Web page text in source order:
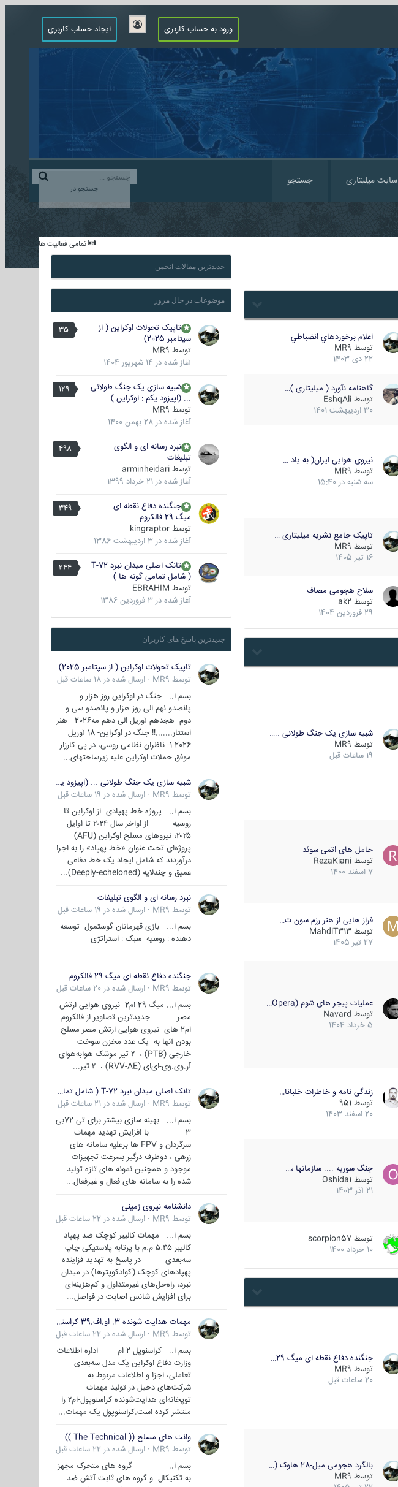
ورود به حساب کاربری ایجاد حساب کاربری
جستجو در
سایت میلیتاری جستجو
تمامی فعالیت ها
اعلام برخوردهاي انضباطي
توسط MR9
22 دی 1403
گاهنامه نآورد ( میلیتاری )…
توسط EshqAli
30 اردیبهشت 1401
نیروی هوایی ایران( به یاد …
توسط MR9
سه شنبه در 15:40
تاپیک جامع نشریه میلیتاری …
توسط MR9
16 تیر 1405
سلاح هجومی مصاف
توسط ak2
29 فروردین 1404
شبیه سازی یک جنگ طولانی ..…
توسط MR9
19 ساعات قبل
حامل های اتمی سوئد
توسط RezaKiani
7 اسفند 1400
فراز هایی از هنر رزم سون ت…
توسط MahdiT313
27 تیر 1405
عملیات پیجر های شوم (Opera…
توسط Navard
5 خرداد 1404
زندگی نامه و خاطرات خلبانا…
توسط 951
20 اسفند 1403
جنگ سوریه .... سازمانها ،…
توسط Oshida1
21 آذر 1403
توسط scorpion57
10 خرداد 1400
جنگنده دفاع نقطه ای میگ-29…
توسط MR9
20 ساعات قبل
بالگرد هجومی میل-28 هاوک (…
توسط MR9
جدیدترین مقالات انجمن
موضوعات در حال مرور
35
تاپیک تحولات اوکراین ( از
سپتامبر 2025)
توسط MR9
آغاز شده در 14 شهریور 1404
129
شبیه سازی یک جنگ طولانی
... (اپیزود یکم : اوکراین )
توسط MR9
آغاز شده در 28 بهمن 1400
498
نبرد رسانه ای و الگوی
تبلیغات
توسط arminheidari
آغاز شده در 21 خرداد 1399
349
جنگنده دفاع نقطه ای
میگ-29 فالکروم
توسط kingraptor
آغاز شده در 3 اردیبهشت 1386
244
تانک اصلی میدان نبرد T-72
( شامل تمامی گونه ها )
توسط EBRAHIM
آغاز شده در 3 فروردین 1386
جدیدترین پاسخ های کاربران
تاپیک تحولات اوکراین ( از سپتامبر 2025)
توسط MR9
· ارسال شده در 18 ساعات قبل
بسم ا.. جنگ در اوکراین روز هزار و
پانصدو نهم الی روز هزار و پانصدو سی و
دوم هجدهم آوریل الی دهم مه2026 هنر
استتار.......!! جنگ در اوکراین- 18 آوریل
2026 1- ناظران نظامی روسی، در پی کارزار
موفق حملات اوکراین علیه زیرساختهای...
شبیه سازی یک جنگ طولانی ... (اپیزود یکم : اوکراین )
توسط MR9
· ارسال شده در 19 ساعات قبل
بسم ا.. پروژه خط پهپادی از اوکراین تا
روسیه از اواخر سال ۲۰۲۴ تا اوایل
۲۰۲۵، نیروهای مسلح اوکراین (AFU)
پروژه‌ای تحت عنوان «خط پهپاد» را به اجرا
درآوردند که شامل ایجاد یک خط دفاعی
عمیق و چندلایه (Deeply-echeloned)...
نبرد رسانه ای و الگوی تبلیغات
توسط MR9
· ارسال شده در 19 ساعات قبل
بسم ا... بازی قهرمانان گوستمول توسعه
دهنده : روسیه سبک : استراتژی
جنگنده دفاع نقطه ای میگ-29 فالکروم
توسط MR9
· ارسال شده در 20 ساعات قبل
بسم ا... میگ-29 ام2 نیروی هوایی ارتش
مصر جدیدترین تصاویر از فالکروم
ام2 های نیروی هوایی ارتش مصر مسلح
بودن آنها به یک عدد مخزن سوخت
خارجی (PTB) ، ۲ تیر موشک هوابه‌هوای
آر.وی.وی-ای‌ای (RVV-AE) ، ۲ تیر...
تانک اصلی میدان نبرد T-72 ( شامل تمامی گونه ها )
توسط MR9
· ارسال شده در 21 ساعات قبل
بسم ا... بهینه سازی بیشتر برای تی-72بی
3 با افزایش تهدید مهمات
سرگردان و FPV ها برعلیه سامانه های
زرهی ، دوطرف درگیر بسرعت تجهیزات
موجود و همچنین نمونه های تازه تولید
شده را به سامانه های فعال و غیرفعال...
دانشنامه نیروی زمینی
توسط MR9
· ارسال شده در 22 ساعات قبل
بسم ا... مهمات کالیبر کوچک ضد پهپاد
کالیبر ۵.۴۵ م.م با پرتابه پلاستیکی چاپ
سه‌بعدی در پاسخ به تهدید فزاینده
پهپادهای کوچک (کوادکوپترها) در میدان
نبرد، راه‌حل‌های غیرمتداول و کم‌هزینه‌ای
برای افزایش شانس اصابت در فواصل...
مهمات هدایت شونده 3. او.اف.39 کراسنوپل/بصیر( Krasnopol 3OF39 )
توسط MR9
· ارسال شده در 22 ساعات قبل
بسم ا.. کراسنوپل 2 ام اداره اطلاعات
وزارت دفاع اوکراین یک مدل سه‌بعدی
تعاملی، اجزا و اطلاعات مربوط به
شرکت‌های دخیل در تولید مهمات
توپخانه‌ای هدایت‌شونده کراسنوپول-ام۲ را
منتشر کرده است.کراسنوپول یک مهمات...
وانت های مسلح (( The Technical ))
توسط MR9
· ارسال شده در 22 ساعات قبل
بسم ا.. گروه های متحرک مجهز
به تکنیکال و گروه های ثابت آتش ضد